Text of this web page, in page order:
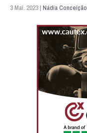
3 Mai. 2023 | Nádia Conceição